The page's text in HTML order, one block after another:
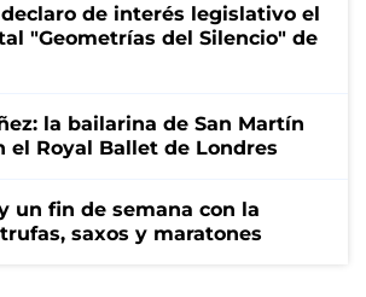
de interés legislativo el
"Geometrías del Silencio" de
la bailarina de San Martín
el Royal Ballet de Londres
un fin de semana con la
saxos y maratones